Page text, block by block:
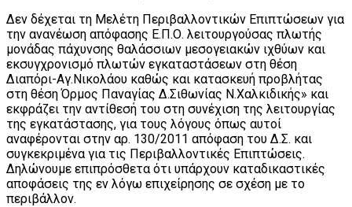
Δεν δέχεται τη Μελέτη Περιβαλλοντικών Επιπτώσεων για
την ανανέωση απόφασης Ε.Π.Ο. λειτουργούσας πλωτής
μονάδας πάχυνσης θαλάσσιων μεσογειακών ιχθύων και
εκσυγχρονισμό πλωτών εγκαταστάσεων στη θέση
Διαπόρι-Αγ.Νικολάου καθώς και κατασκευή προβλήτας
στη θέση Όρμος Παναγίας Δ.Σιθωνίας Ν.Χαλκιδικής» και
εκφράζει την αντίθεσή του στη συνέχιση της λειτουργίας
της εγκατάστασης, για τους λόγους όπως αυτοί
αναφέρονται στην αρ. 130/2011 απόφαση του Δ.Σ. και
συγκεκριμένα για τις Περιβαλλοντικές Επιπτώσεις.
Δηλώνουμε επιπρόσθετα ότι υπάρχουν καταδικαστικές
αποφάσεις της εν λόγω επιχείρησης σε σχέση με το
περιβάλλον.